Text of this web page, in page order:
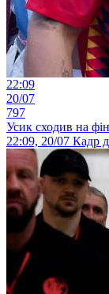
22:09
20/07
797
Усик сходив на
22:09, 20/07 Кадр